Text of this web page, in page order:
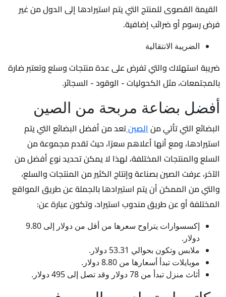
القيمة القصوى للمنتج التي يتم استيرادها إلى الدول من غير
فرض رسوم أو ضرائب إضافية.
الضريبة الانتقالية
ضريبة استهلاك والتي تفرض على عدة منتجات وسلع وتعتبر ضارة
بالمجتمعات، مثل الكحوليات - الوقود - السجائر.
أفضل بضاعة مربحة من الصين
البضائع التي تأتي منالصينتعد من أفضل البضائع التي يتم
استيرادها، ومع أنها أعلاهم سعرًا، حيث تقدم مجموعة من
السلع والمنتجات المختلفة، لهذا لا يمكن تحديد نوع أفضل من
الآخر، عرفت الصين بصناعة وإنتاج الكثير من المنتجات والسلع،
والتي من الممكن أن يتم استيرادها بالجملة عن طريق المواقع
المختلفة أو عن طريق مندوب استيراد، وتكون عبارة عن:
إكسسوارات يتراوح سعرها من أقل من دولار إلى 9.80
دولار.
ملابس وتكون بحوالي 53.31 دولار.
موبايلات تبدأ أسعارها من 8.80 دولار.
أثاث منزل تبدأ من 78 دولار وقد تصل إلى 495 دولار.